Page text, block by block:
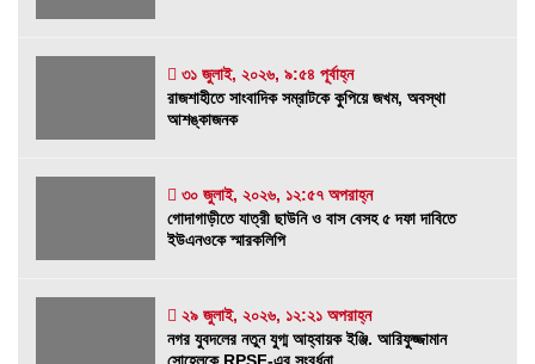
রাজশাহীতে সাংবাদিক সম্রাটকে কুপিয়ে জখম, অবস্থা
আশঙ্কাজনক
গোদাগাড়ীতে যাত্রী ছাউনি ও বাস বেসহ ৫ দফা দাবিতে
ইউএনওকে স্মারকলিপি
নগর যুবদলের নতুন যুগ্ম আহ্বায়ক ইঞ্জি. আরিফুজ্জামান
সোহেলকে RPSF-এর সংবর্ধনা
৩১ জুলাই, ২০২৬, ৯:৫৪ পূর্বাহ্ন
রাজশাহীতে সাংবাদিক সম্রাটকে কুপিয়ে জখম, অবস্থা
আশঙ্কাজনক
৩০ জুলাই, ২০২৬, ১২:৫৭ অপরাহ্ন
গোদাগাড়ীতে যাত্রী ছাউনি ও বাস বেসহ ৫ দফা দাবিতে
ইউএনওকে স্মারকলিপি
২৯ জুলাই, ২০২৬, ১২:২১ অপরাহ্ন
নগর যুবদলের নতুন যুগ্ম আহ্বায়ক ইঞ্জি. আরিফুজ্জামান
সোহেলকে RPSF-এর সংবর্ধনা